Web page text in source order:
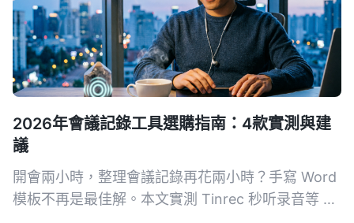
2026年會議記錄工具選購指南：4款實測與建
議
開會兩小時，整理會議記錄再花兩小時？手寫 Word
模板不再是最佳解。本文實測 Tinrec 秒听录音等 4